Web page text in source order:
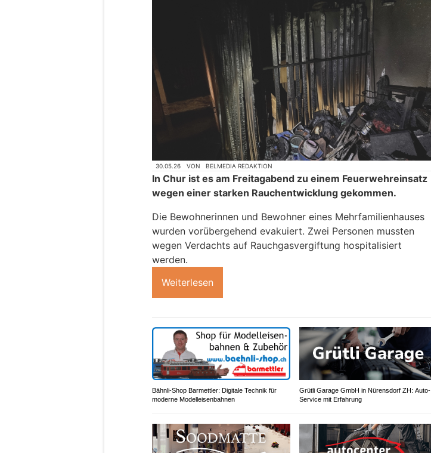
30.05.26 VON BELMEDIA REDAKTION
In Chur ist es am Freitagabend zu einem Feuerwehreinsatz
wegen einer starken Rauchentwicklung gekommen.
Die Bewohnerinnen und Bewohner eines Mehrfamilienhauses
wurden vorübergehend evakuiert. Zwei Personen mussten
wegen Verdachts auf Rauchgasvergiftung hospitalisiert
werden.
Weiterlesen
Bähnli-Shop Barmettler: Digitale Technik für
moderne Modelleisenbahnen
Grütli Garage GmbH in Nürensdorf ZH: Auto-
Service mit Erfahrung